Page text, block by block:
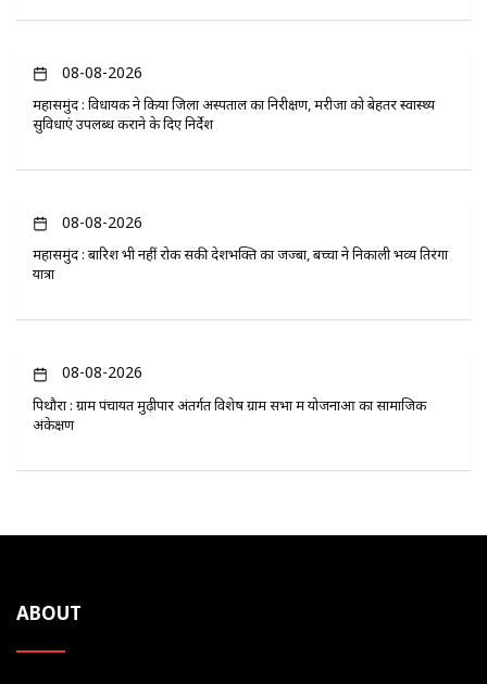
08-08-2026
महासमुंद : विधायक ने किया जिला अस्पताल का निरीक्षण, मरीजों को बेहतर स्वास्थ्य
सुविधाएं उपलब्ध कराने के दिए निर्देश
08-08-2026
महासमुंद : बारिश भी नहीं रोक सकी देशभक्ति का जज्बा, बच्चों ने निकाली भव्य तिरंगा
यात्रा
08-08-2026
पिथौरा : ग्राम पंचायत मुढ़ीपार अंतर्गत विशेष ग्राम सभा में योजनाओं का सामाजिक
अंकेक्षण
ABOUT